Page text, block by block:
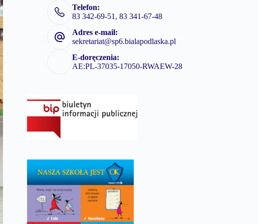
Telefon:
83 342-69-51, 83 341-67-48
Adres e-mail:
sekretariat@sp6.bialapodlaska.pl
E-doręczenia:
AE:PL-37035-17050-RWAEW-28